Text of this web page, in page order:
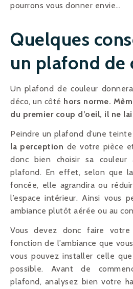
pourrons vous donner envie…
Quelques
un plafond de
Un plafond de couleur
déco, un côté hors norme.
du premier coup d’oeil, il ne
Peindre un plafond d’une
la perception de votre pièce
donc bien choisir sa
plafond. En effet, selon que
foncée, elle agrandira ou
l’espace intérieur. Ainsi vous
ambiance plutôt aérée ou au
Vous devez donc faire
fonction de l’ambiance que
vous pouvez installer celle
possible. Avant de
plafond, analysez bien votre